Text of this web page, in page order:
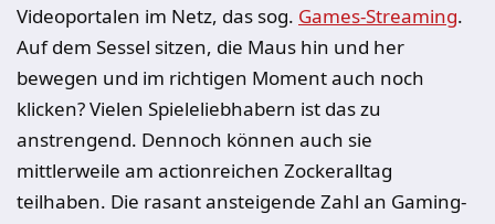
Videoportalen im Netz, das sog. Games-Streaming.
Auf dem Sessel sitzen, die Maus hin und her
bewegen und im richtigen Moment auch noch
klicken? Vielen Spieleliebhabern ist das zu
anstrengend. Dennoch können auch sie
mittlerweile am actionreichen Zockeralltag
teilhaben. Die rasant ansteigende Zahl an Gaming-